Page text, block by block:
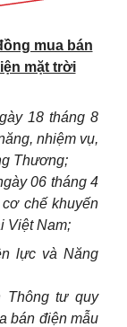
mua bán
mặt trời
18 tháng 8
nhiệm vụ,
Thương;
06 tháng 4
chế khuyến
Việt Nam;
lực và Năng
Thông tư quy
bán điện mẫu